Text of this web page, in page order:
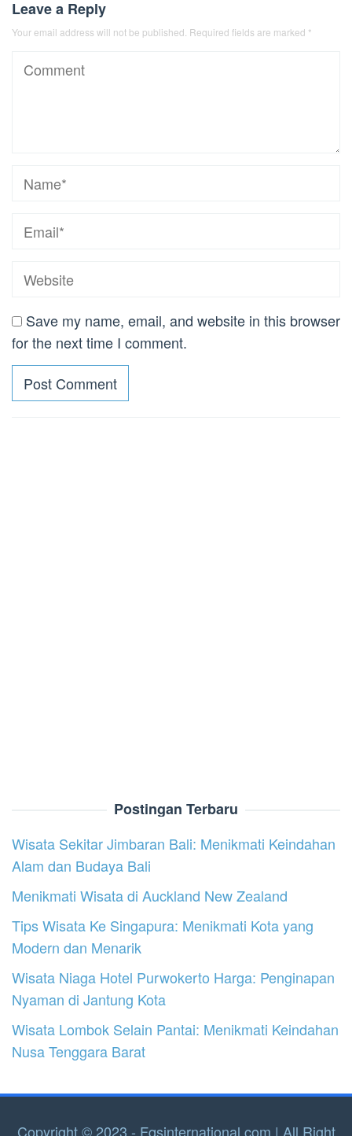
Leave a Reply
Your email address will not be published. Required fields are marked *
Save my name, email, and website in this browser
for the next time I comment.
Postingan Terbaru
Wisata Sekitar Jimbaran Bali: Menikmati Keindahan
Alam dan Budaya Bali
Menikmati Wisata di Auckland New Zealand
Tips Wisata Ke Singapura: Menikmati Kota yang
Modern dan Menarik
Wisata Niaga Hotel Purwokerto Harga: Penginapan
Nyaman di Jantung Kota
Wisata Lombok Selain Pantai: Menikmati Keindahan
Nusa Tenggara Barat
Copyright © 2023 - Fqsinternational.com | All Right